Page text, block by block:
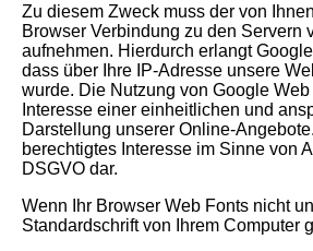
Zu diesem Zweck muss der von
Browser Verbindung zu den Servern
aufnehmen. Hierdurch erlangt
dass über Ihre IP-Adresse unsere
wurde. Die Nutzung von Google
Interesse einer einheitlichen und
Darstellung unserer Online-
berechtigtes Interesse im Sinne von
DSGVO dar.
Wenn Ihr Browser Web Fonts nicht
Standardschrift von Ihrem Computer